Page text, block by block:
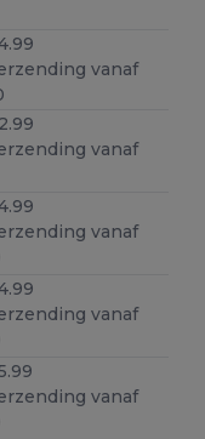
vanaf
vanaf
vanaf
vanaf
vanaf